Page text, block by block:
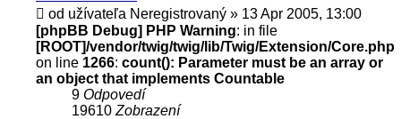
od užívateľa Neregistrovaný » 13 Apr 2005, 13:00
[phpBB Debug] PHP Warning: in file
[ROOT]/vendor/twig/twig/lib/Twig/Extension/Core.php
on line 1266: count(): Parameter must be an array or
an object that implements Countable
9 Odpovedí
19610 Zobrazení